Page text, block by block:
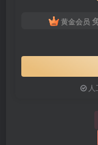
黄金会员